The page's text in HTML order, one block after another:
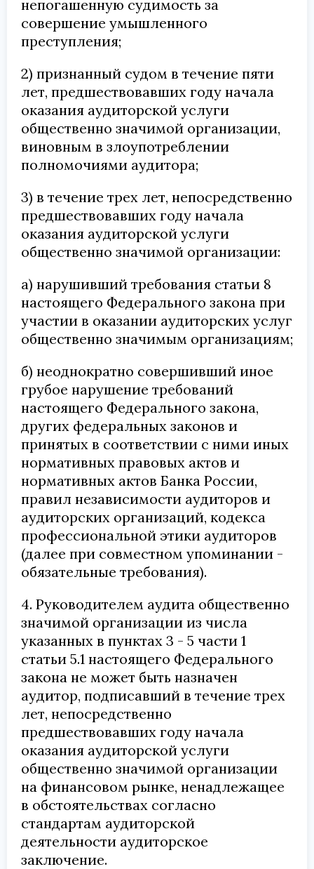
непогашенную судимость за
совершение умышленного
преступления;
2) признанный судом в течение пяти
лет, предшествовавших году начала
оказания аудиторской услуги
общественно значимой организации,
виновным в злоупотреблении
полномочиями аудитора;
3) в течение трех лет, непосредственно
предшествовавших году начала
оказания аудиторской услуги
общественно значимой организации:
а) нарушивший требования статьи 8
настоящего Федерального закона при
участии в оказании аудиторских услуг
общественно значимым организациям;
б) неоднократно совершивший иное
грубое нарушение требований
настоящего Федерального закона,
других федеральных законов и
принятых в соответствии с ними иных
нормативных правовых актов и
нормативных актов Банка России,
правил независимости аудиторов и
аудиторских организаций, кодекса
профессиональной этики аудиторов
(далее при совместном упоминании -
обязательные требования).
4. Руководителем аудита общественно
значимой организации из числа
указанных в пунктах 3 - 5 части 1
статьи 5.1 настоящего Федерального
закона не может быть назначен
аудитор, подписавший в течение трех
лет, непосредственно
предшествовавших году начала
оказания аудиторской услуги
общественно значимой организации
на финансовом рынке, ненадлежащее
в обстоятельствах согласно
стандартам аудиторской
деятельности аудиторское
заключение.